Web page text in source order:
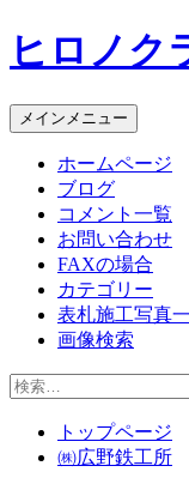
コ
ン
ン
ツ
ヒロノ
メインメニュー
ホームページ
ブログ
コメント一覧
お問い合わせ
FAXの場合
カテゴリー
表札施工写真
画像検索
検
トップページ
㈱広野鉄工所